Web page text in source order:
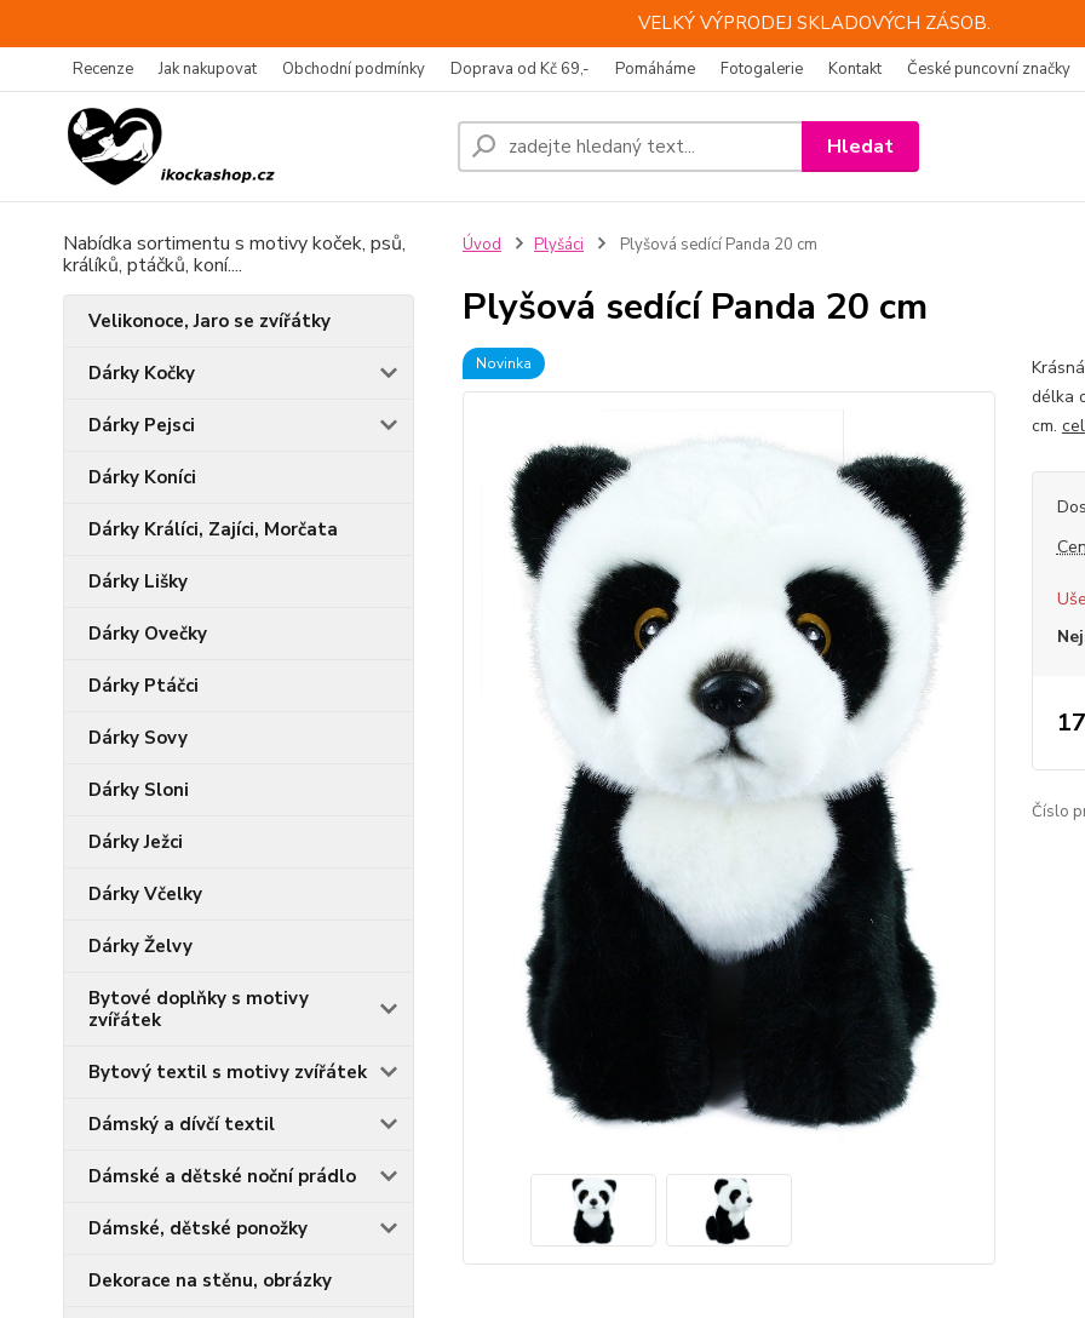
VELKÝ VÝPRODEJ SKLADOVÝCH ZÁSOB.
Recenze Jak nakupovat Obchodní podmínky Doprava od Kč 69,- Pomáháme Fotogalerie Kontakt České puncovní značky
Hledat
Nabídka sortimentu s motivy koček, psů,
králíků, ptáčků, koní....
Velikonoce, Jaro se zvířátky
Dárky Kočky
Dárky Pejsci
Dárky Koníci
Dárky Králíci, Zajíci, Morčata
Dárky Lišky
Dárky Ovečky
Dárky Ptáčci
Dárky Sovy
Dárky Sloni
Dárky Ježci
Dárky Včelky
Dárky Želvy
Bytové doplňky s motivy
zvířátek
Bytový textil s motivy zvířátek
Dámský a dívčí textil
Dámské a dětské noční prádlo
Dámské, dětské ponožky
Dekorace na stěnu, obrázky
Úvod Plyšáci Plyšová sedící Panda 20 cm
Plyšová sedící Panda 20 cm
Novinka
délka
cm.
Číslo